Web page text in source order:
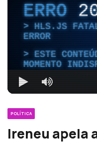
ERRO
HLS.JS
ERROR
ESTE
MOMENTO
POLÍTICA
Ireneu apela